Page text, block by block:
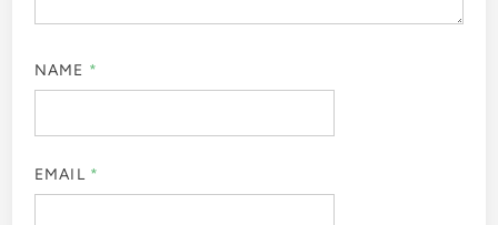
NAME *
EMAIL *